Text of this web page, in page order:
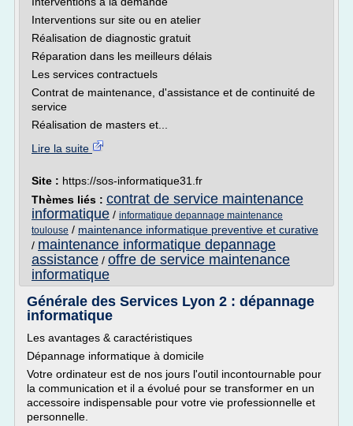
Interventions sur site ou en atelier
Réalisation de diagnostic gratuit
Réparation dans les meilleurs délais
Les services contractuels
Contrat de maintenance, d'assistance et de continuité de
service
Réalisation de masters et...
Lire la suite
Site : https://sos-informatique31.fr
Thèmes liés : contrat de service maintenance
informatique / informatique depannage maintenance
toulouse / maintenance informatique preventive et curative
/ maintenance informatique depannage
assistance / offre de service maintenance
informatique
Générale des Services Lyon 2 : dépannage
informatique
Les avantages & caractéristiques
Dépannage informatique à domicile
Votre ordinateur est de nos jours l'outil incontournable pour
la communication et il a évolué pour se transformer en un
accessoire indispensable pour votre vie professionnelle et
personnelle.